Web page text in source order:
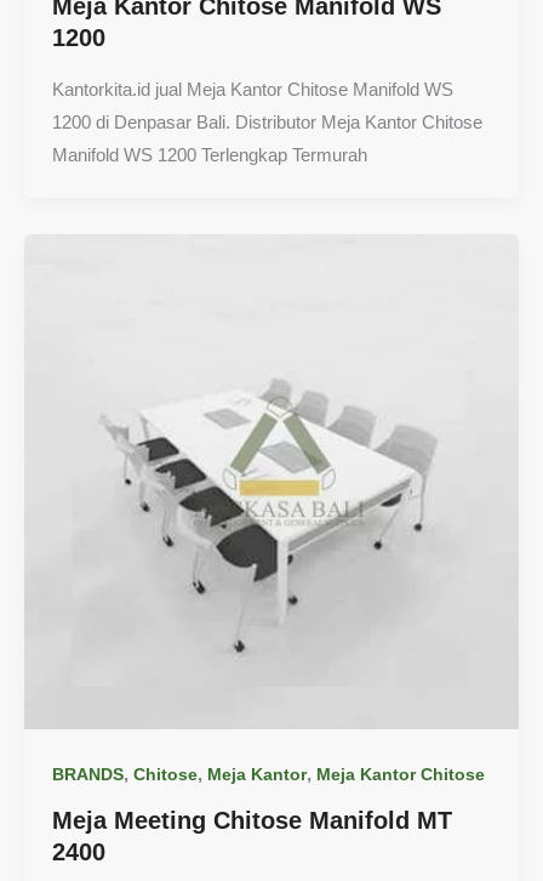
Meja Kantor Chitose Manifold WS
1200
Kantorkita.id jual Meja Kantor Chitose Manifold WS
1200 di Denpasar Bali. Distributor Meja Kantor Chitose
Manifold WS 1200 Terlengkap Termurah
BRANDS, Chitose, Meja Kantor, Meja Kantor Chitose
Meja Meeting Chitose Manifold MT
2400